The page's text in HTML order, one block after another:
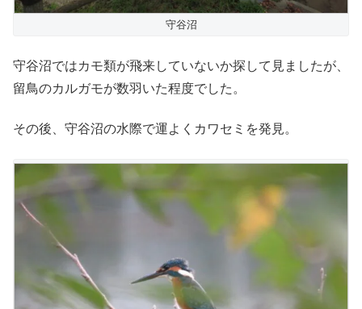
守谷沼
守谷沼ではカモ類が飛来していないか探して見ましたが、
留鳥のカルガモが数羽いた程度でした。
その後、守谷沼の水際で運よくカワセミを発見。